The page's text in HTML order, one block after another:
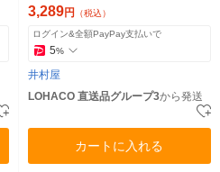
3,289円 （税込）
ログイン&全額PayPay支払いで
5%
井村屋
LOHACO 直送品グループ3から発送
カートに入れる